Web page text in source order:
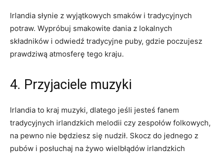
Irlandia słynie z wyjątkowych smaków i tradycyjnych
potraw. ‌Wypróbuj smakowite dania z lokalnych
składników i odwiedź tradycyjne puby, ‍gdzie‍ poczujesz
prawdziwą‌ atmosferę tego⁤ kraju.
4. ​Przyjaciele muzyki
Irlandia‍ to ⁣kraj muzyki, dlatego ⁢jeśli jesteś fanem
tradycyjnych ⁣irlandzkich melodii czy zespołów folkowych,
⁢na ⁤pewno nie będziesz się nudził. Skocz do ‍jednego z
⁣pubów i posłuchaj ⁣na⁤ żywo wielbłądów irlandzkich